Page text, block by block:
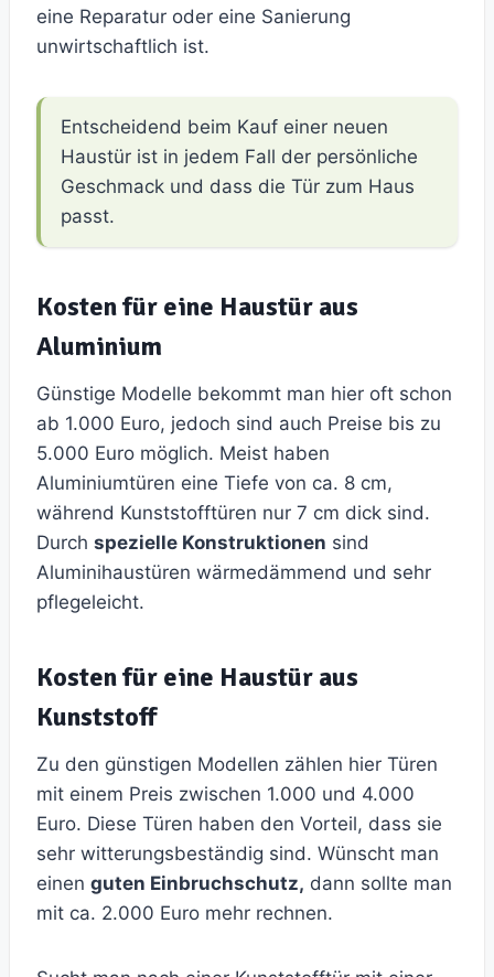
eine Reparatur oder eine Sanierung
unwirtschaftlich ist.
Entscheidend beim Kauf einer neuen
Haustür ist in jedem Fall der persönliche
Geschmack und dass die Tür zum Haus
passt.
Kosten für eine Haustür aus
Aluminium
Günstige Modelle bekommt man hier oft schon
ab 1.000 Euro, jedoch sind auch Preise bis zu
5.000 Euro möglich. Meist haben
Aluminiumtüren eine Tiefe von ca. 8 cm,
während Kunststofftüren nur 7 cm dick sind.
Durch spezielle Konstruktionen sind
Aluminihaustüren wärmedämmend und sehr
pflegeleicht.
Kosten für eine Haustür aus
Kunststoff
Zu den günstigen Modellen zählen hier Türen
mit einem Preis zwischen 1.000 und 4.000
Euro. Diese Türen haben den Vorteil, dass sie
sehr witterungsbeständig sind. Wünscht man
einen guten Einbruchschutz, dann sollte man
mit ca. 2.000 Euro mehr rechnen.